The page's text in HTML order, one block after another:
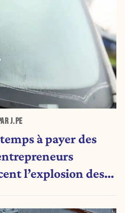
J.PE
à payer des
l’explosion des